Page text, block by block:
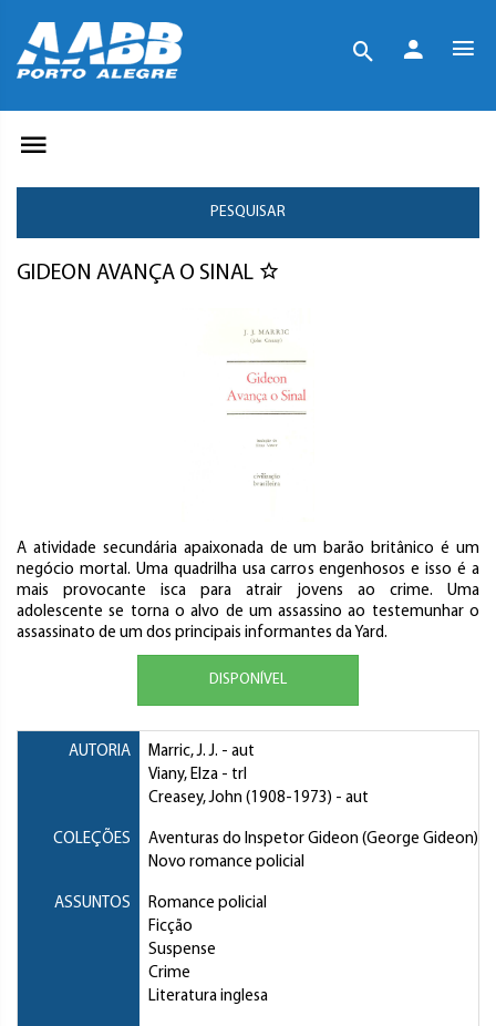
PESQUISAR
GIDEON AVANÇA O SINAL
A atividade secundária apaixonada de um barão britânico é um
negócio mortal. Uma quadrilha usa carros engenhosos e isso é a
mais provocante isca para atrair jovens ao crime. Uma
adolescente se torna o alvo de um assassino ao testemunhar o
assassinato de um dos principais informantes da Yard.
DISPONÍVEL
AUTORIA Marric, J. J. - aut
Viany, Elza - trl
Creasey, John (1908-1973) - aut
COLEÇÕES
Aventuras do Inspetor Gideon (George Gideon)
Novo romance policial
ASSUNTOS
Romance policial
Ficção
Suspense
Crime
Literatura inglesa